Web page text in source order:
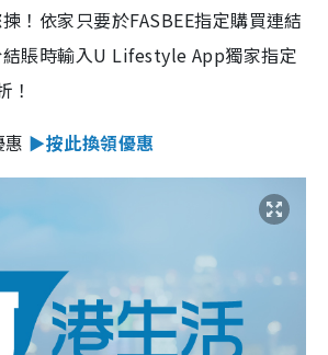
！依家只要於FASBEE指定購買連結
賬時輸入U Lifestyle App獨家指定
！
惠 ►按此換領優惠